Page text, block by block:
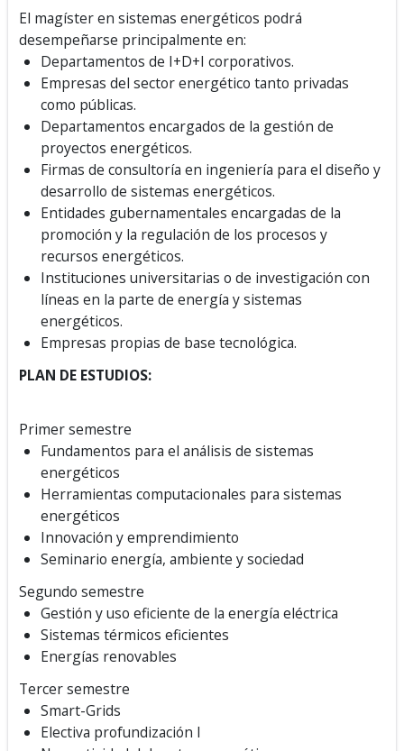
El magíster en sistemas energéticos podrá
desempeñarse principalmente en:
Departamentos de I+D+I corporativos.
Empresas del sector energético tanto privadas
como públicas.
Departamentos encargados de la gestión de
proyectos energéticos.
Firmas de consultoría en ingeniería para el diseño y
desarrollo de sistemas energéticos.
Entidades gubernamentales encargadas de la
promoción y la regulación de los procesos y
recursos energéticos.
Instituciones universitarias o de investigación con
líneas en la parte de energía y sistemas
energéticos.
Empresas propias de base tecnológica.
PLAN DE ESTUDIOS:
Primer semestre
Fundamentos para el análisis de sistemas
energéticos
Herramientas computacionales para sistemas
energéticos
Innovación y emprendimiento
Seminario energía, ambiente y sociedad
Segundo semestre
Gestión y uso eficiente de la energía eléctrica
Sistemas térmicos eficientes
Energías renovables
Tercer semestre
Smart-Grids
Electiva profundización I